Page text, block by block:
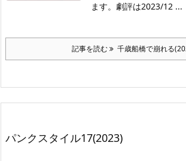
ます。劇評は2023/12 ...
記事を読む 千歳船橋で崩れる
パンクスタイル17(2023)